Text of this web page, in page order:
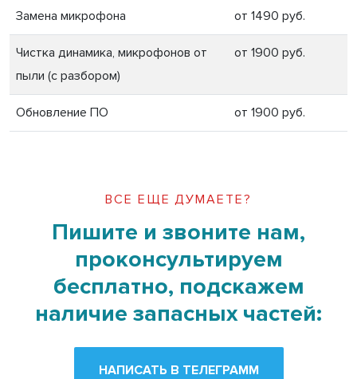
Замена микрофона от 1490 руб.
Чистка динамика, микрофонов от
пыли (с разбором)
от 1900 руб.
Обновление ПО от 1900 руб.
ВСЕ ЕЩЕ ДУМАЕТЕ?
Пишите и звоните нам,
проконсультируем
бесплатно, подскажем
наличие запасных частей:
НАПИСАТЬ В ТЕЛЕГРАММ